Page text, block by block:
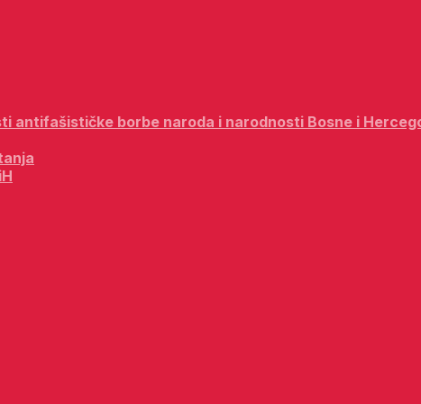
antifašističke borbe naroda i narodnosti Bosne i